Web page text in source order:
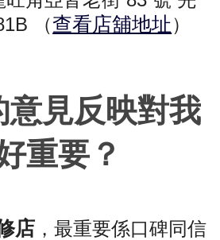
（查看店舖地址）
意見反映對我
重要？
店 ，最重要係口碑同信